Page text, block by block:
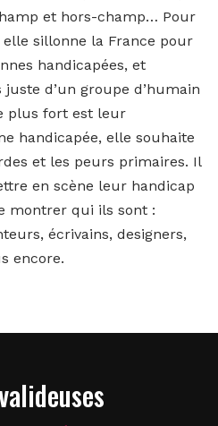
et hors-champ… Pour
elle sillonne la France pour
handicapées, et
d’un groupe d’humain
plus fort est leur
handicapée, elle souhaite
et les peurs primaires. Il
en scène leur handicap
montrer qui ils sont :
écrivains, designers,
encore.